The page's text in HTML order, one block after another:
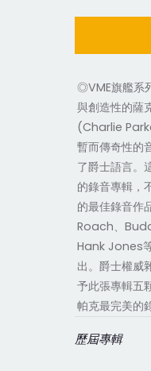
◎VME旗艦系
與創造性的薩
(Charlie
暫而傳奇性的
了爵士語言。
的錄音專輯，
的最佳錄音作
Roach、
Hank Jones
出。爵士權
予此張專輯五
帕克最完美的
歷屆專輯